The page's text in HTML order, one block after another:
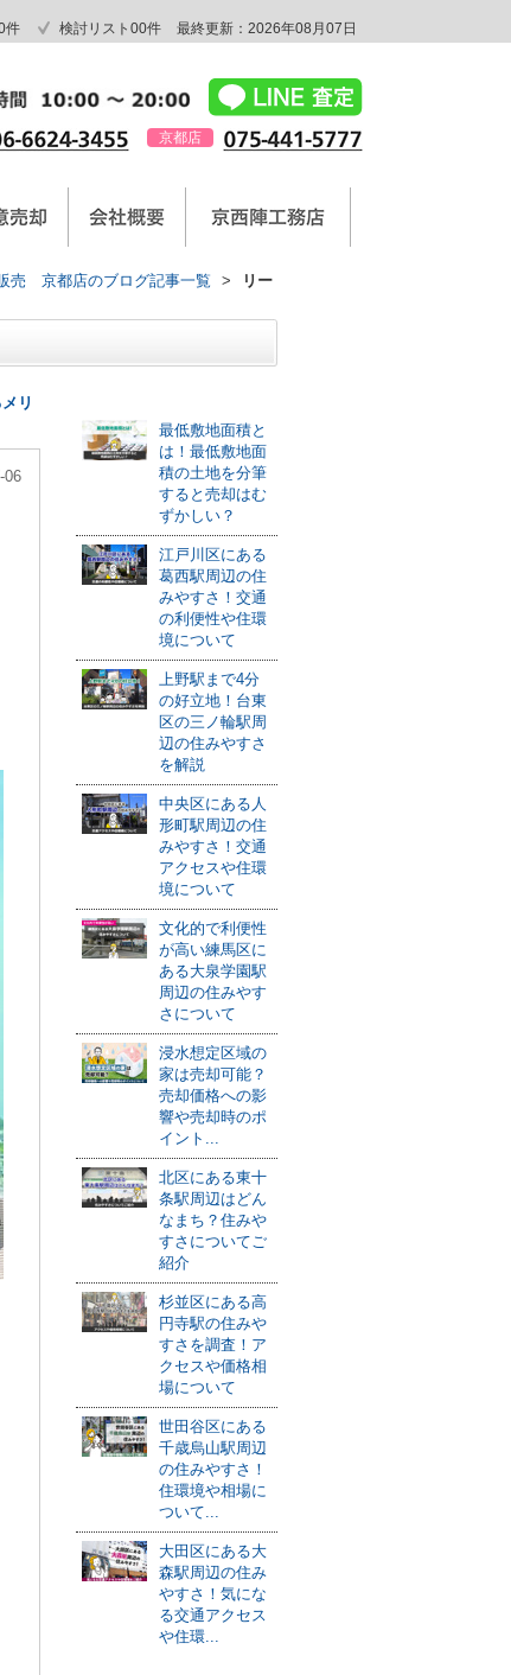
件 検討リスト 00件 最終更新：2026年08月07日
京都店
売 京都店のブログ記事一覧 >
リー
リ
06
最低敷地面積と
は！最低敷地面
積の土地を分筆
すると売却はむ
ずかしい？
江戸川区にある
葛西駅周辺の住
みやすさ！交通
の利便性や住環
境について
上野駅まで4分
の好立地！台東
区の三ノ輪駅周
辺の住みやすさ
を解説
中央区にある人
形町駅周辺の住
みやすさ！交通
アクセスや住環
境について
文化的で利便性
が高い練馬区に
ある大泉学園駅
周辺の住みやす
さについて
浸水想定区域の
家は売却可能？
売却価格への影
響や売却時のポ
イント...
北区にある東十
条駅周辺はどん
なまち？住みや
すさについてご
紹介
杉並区にある高
円寺駅の住みや
すさを調査！ア
クセスや価格相
場について
世田谷区にある
千歳烏山駅周辺
の住みやすさ！
住環境や相場に
ついて...
大田区にある大
森駅周辺の住み
やすさ！気にな
る交通アクセス
や住環...